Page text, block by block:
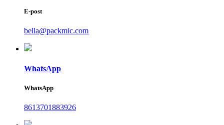
E-post
bella@packmic.com
WhatsApp
WhatsApp
8613701883926